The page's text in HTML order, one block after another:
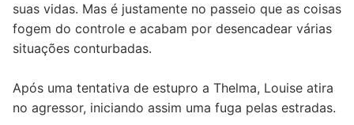
suas vidas. Mas é justamente no passeio que as coisas
fogem do controle e acabam por desencadear várias
situações conturbadas.
Após uma tentativa de estupro a Thelma, Louise atira
no agressor, iniciando assim uma fuga pelas estradas.